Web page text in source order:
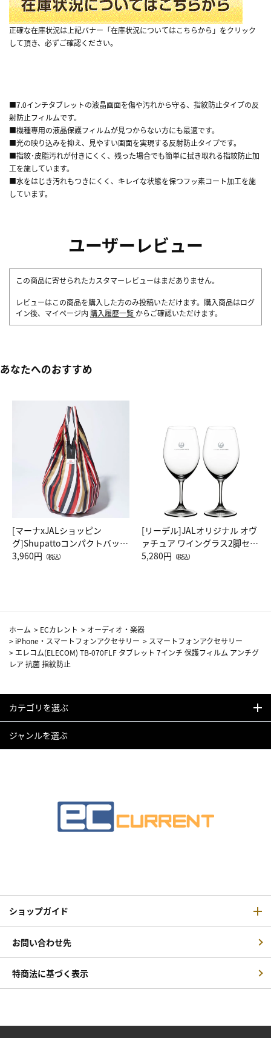
正確な在庫状況は上記バナー「在庫状況についてはこちらから」をクリック
して頂き、必ずご確認ください。
■7.0インチタブレットの液晶画面を傷や汚れから守る、指紋防止タイプの反
射防止フィルムです。
■機種専用の液晶保護フィルムが見つからない方にも最適です。
■光の映り込みを抑え、見やすい画面を実現する反射防止タイプです。
■指紋･皮脂汚れが付きにくく、残った場合でも簡単に拭き取れる指紋防止加
工を施しています。
■水をはじき汚れもつきにくく、キレイな状態を保つフッ素コート加工を施
しています。
ユーザーレビュー
この商品に寄せられたカスタマーレビューはまだありません。
レビューはこの商品を購入した方のみ投稿いただけます。購入商品はログ
イン後、マイページ内 購入履歴一覧 からご確認いただけます。
あなたへのおすすめ
[マーナxJALショッピン
グ]Shupattoコンパクトバッグ
Drop JAL客室乗務員（LC）ス
3,960円 （税込）
[リーデル]JALオリジナル オヴ
ァチュア ワイングラス2脚セッ
ト（レッドワイン）
5,280円 （税込）
ホーム > ECカレント > オーディオ・楽器
> iPhone・スマートフォンアクセサリー > スマートフォンアクセサリー
> エレコム(ELECOM) TB-070FLF タブレット 7インチ 保護フィルム アンチグ
レア 抗菌 指紋防止
カテゴリを選ぶ
ジャンルを選ぶ
ショップガイド
お問い合わせ先
特商法に基づく表示